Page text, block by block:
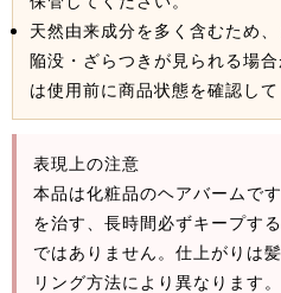
天然由来成分を多く含むため
陥没・ざらつきが見られる場
は使用前に商品状態を確認して
表現上の注意
本品は化粧品のヘアバームで
を治す、長時間必ずキープす
ではありません。仕上がりは
リング方法により異なります。